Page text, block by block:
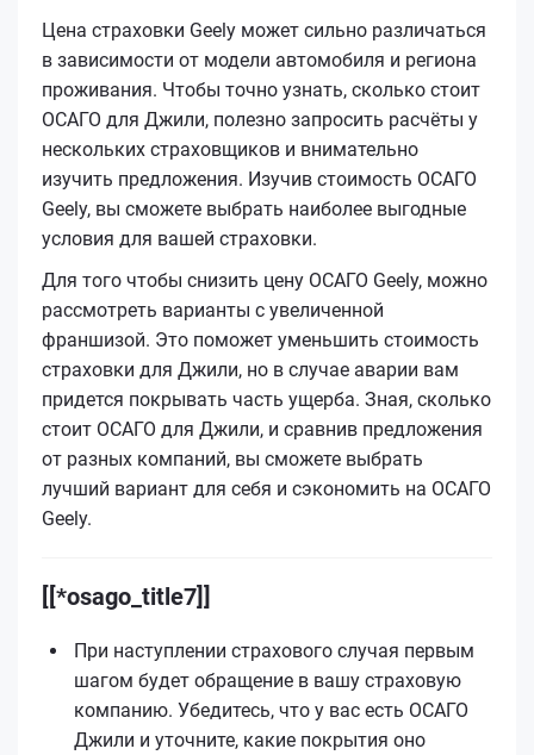
Цена страховки Geely может сильно различаться
в зависимости от модели автомобиля и региона
проживания. Чтобы точно узнать, сколько стоит
ОСАГО для Джили, полезно запросить расчёты у
нескольких страховщиков и внимательно
изучить предложения. Изучив стоимость ОСАГО
Geely, вы сможете выбрать наиболее выгодные
условия для вашей страховки.
Для того чтобы снизить цену ОСАГО Geely, можно
рассмотреть варианты с увеличенной
франшизой. Это поможет уменьшить стоимость
страховки для Джили, но в случае аварии вам
придется покрывать часть ущерба. Зная, сколько
стоит ОСАГО для Джили, и сравнив предложения
от разных компаний, вы сможете выбрать
лучший вариант для себя и сэкономить на ОСАГО
Geely.
[[*osago_title7]]
При наступлении страхового случая первым
шагом будет обращение в вашу страховую
компанию. Убедитесь, что у вас есть ОСАГО
Джили и уточните, какие покрытия оно